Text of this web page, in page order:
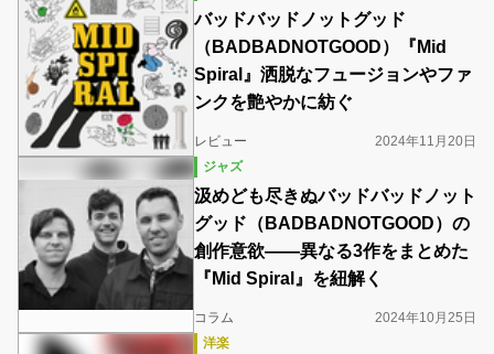
バッドバッドノットグッド
（BADBADNOTGOOD）『Mid
Spiral』洒脱なフュージョンやファ
ンクを艶やかに紡ぐ
レビュー
2024年11月20日
ジャズ
汲めども尽きぬバッドバッドノット
グッド（BADBADNOTGOOD）の
創作意欲――異なる3作をまとめた
『Mid Spiral』を紐解く
コラム
2024年10月25日
洋楽